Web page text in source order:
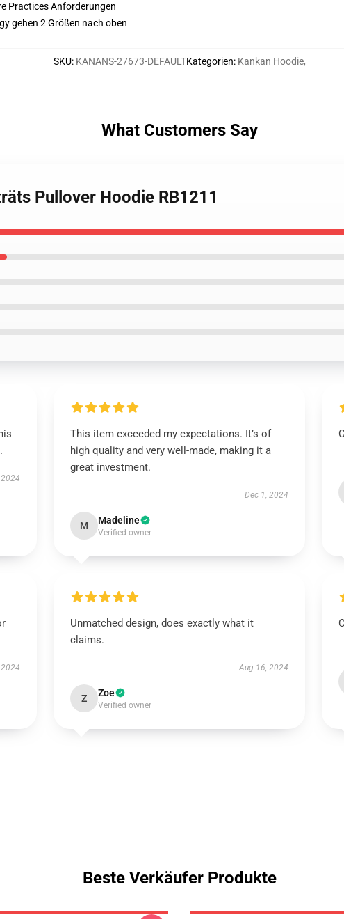
Practices Anforderungen
gehen 2 Größen nach oben
SKU: KANANS-27673-DEFAULTKategorien: Kankan Hoodie,
What Customers Say
Pullover Hoodie RB1211
This item exceeded my expectations. It’s of
high quality and very well-made, making it a
great investment.
Dec 1, 2024
M Madeline
Verified owner
Unmatched design, does exactly what it
claims.
Aug 16, 2024
Z Zoe
Verified owner
Beste Verkäufer Produkte